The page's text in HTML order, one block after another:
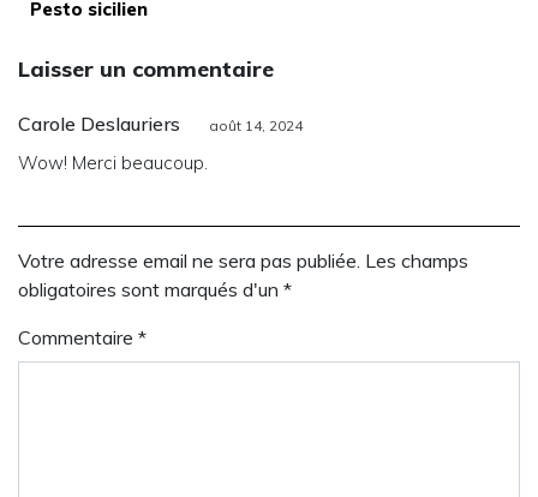
Pesto sicilien
Laisser un commentaire
Carole Deslauriers août 14, 2024
Wow! Merci beaucoup.
Votre adresse email ne sera pas publiée. Les champs
obligatoires sont marqués d'un *
Commentaire *